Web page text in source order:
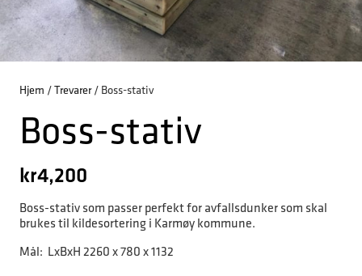
Hjem /Trevarer/ Boss-stativ
Boss-stativ
kr4,200
Boss-stativ som passer perfekt for avfallsdunker som skal
brukes til kildesortering i Karmøy kommune.
Mål: LxBxH 2260 x 780 x 1132